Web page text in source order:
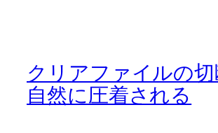
クリアファイルの
自然に圧着される